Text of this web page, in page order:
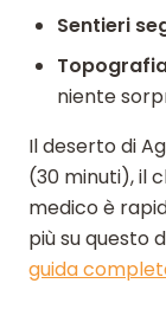
Sentieri
niente
Il deserto di
(30 minuti), il
medico è
più su questo
guida